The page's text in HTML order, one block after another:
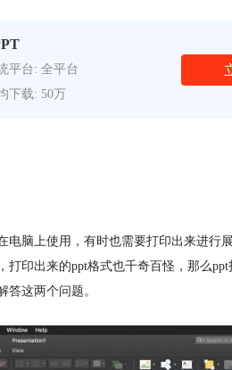
平台: 全平台
下载: 50万
电脑上使用，有时也需要打印出来进行
印出来的ppt格式也千奇百怪，那么
答这两个问题。